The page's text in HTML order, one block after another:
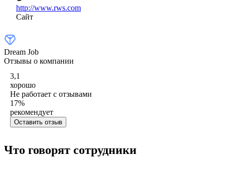
http://www.rws.com
Сайт
Dream Job
Отзывы о компании
3,1
хорошо
Не работает с отзывами
17%
рекомендует
Оставить отзыв
Что говорят сотрудники